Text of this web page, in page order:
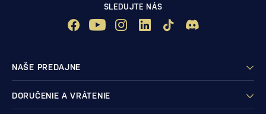
SLEDUJTE NÁS
NAŠE PREDAJNE
DORUČENIE A VRÁTENIE